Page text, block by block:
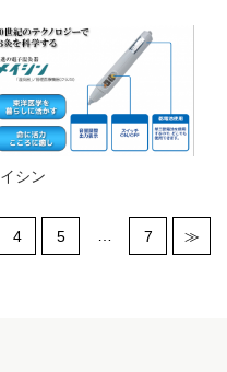
イシン
4 5 … 7 ≫